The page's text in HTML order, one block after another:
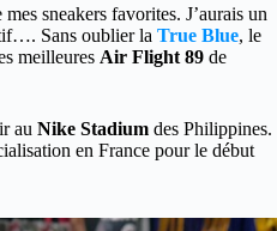
mes sneakers favorites. J’aurais un
Sans oublier la True Blue, le
meilleures Air Flight 89 de
au Nike Stadium des Philippines.
en France pour le début